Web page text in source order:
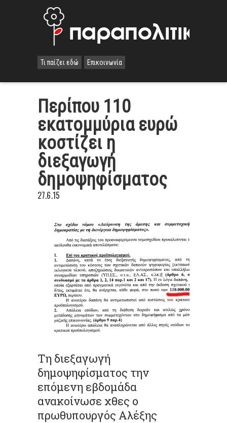
Τι παίζει εδώ Επικοινωνία
Περίπου 110
εκατομμύρια ευρώ
κοστίζει η
διεξαγωγή
δημοψηφίσματος
27.6.15
Τη διεξαγωγή
δημοψηφίσματος την
επόμενη εβδομάδα
ανακοίνωσε χθες ο
πρωθυπουργός Αλέξης